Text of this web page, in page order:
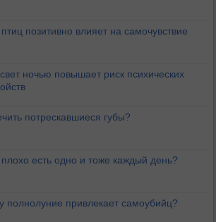
позитивно влияет на самочувствие
ночью повышает риск психических
потрескавшиеся губы?
есть одно и тоже каждый день?
полнолуние привлекает самоубийц?